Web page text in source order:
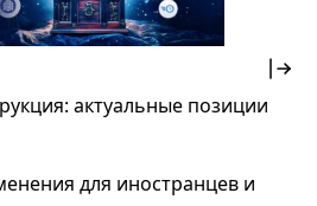
актуальные позиции
для иностранцев и